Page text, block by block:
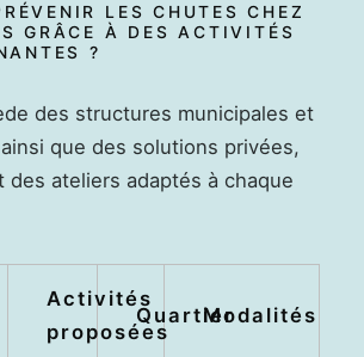
LES CHUTES CHEZ
GRÂCE À DES ACTIVITÉS
?
des structures municipales et
que des solutions privées,
des ateliers adaptés à chaque
Activités
proposées
QuartierModalités